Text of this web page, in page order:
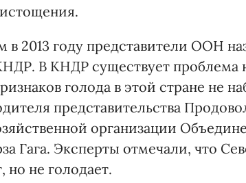
в 2013 году представители ООН
В КНДР существует проблема
голода в этой стране не
представительства
организации
Гага. Эксперты отмечали, что
но не голодает.